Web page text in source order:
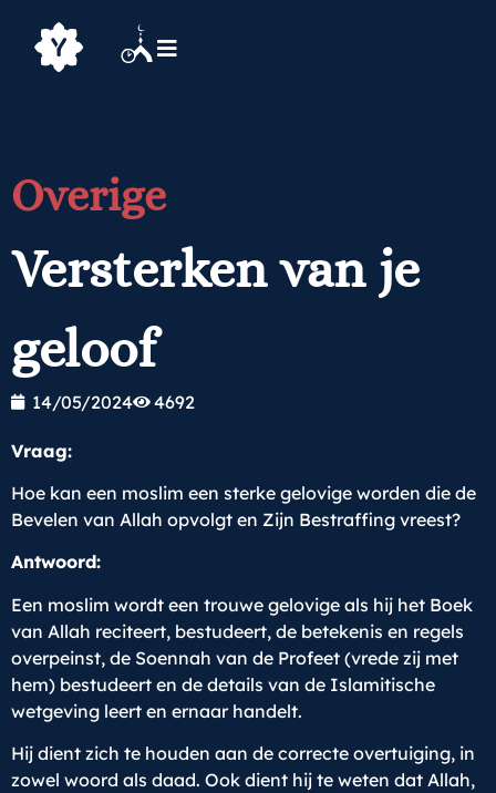
Overige
Versterken van je
geloof
14/05/2024 4692
Vraag:
Hoe kan een moslim een sterke gelovige worden die de
Bevelen van Allah opvolgt en Zijn Bestraffing vreest?
Antwoord:
Een moslim wordt een trouwe gelovige als hij het Boek
van Allah reciteert, bestudeert, de betekenis en regels
overpeinst, de Soennah van de Profeet (vrede zij met
hem) bestudeert en de details van de Islamitische
wetgeving leert en ernaar handelt.
Hij dient zich te houden aan de correcte overtuiging, in
zowel woord als daad. Ook dient hij te weten dat Allah,